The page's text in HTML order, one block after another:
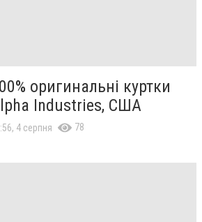
оригинальні куртки
Industries, США
4 серпня 78